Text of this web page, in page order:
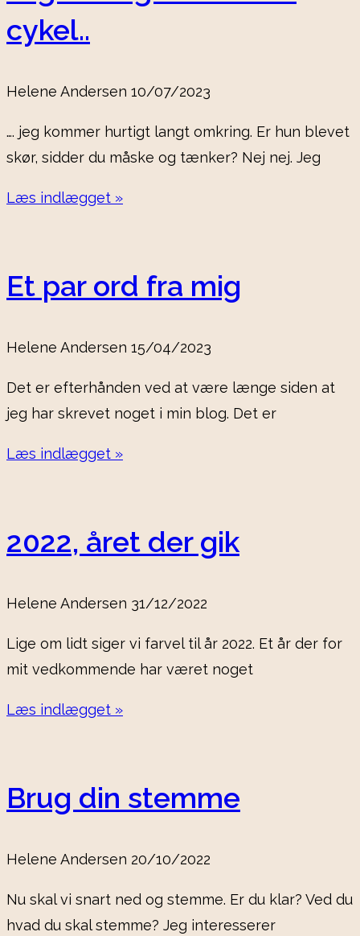
cykel..
Helene Andersen 10/07/2023
…. jeg kommer hurtigt langt omkring. Er hun blevet
skør, sidder du måske og tænker? Nej nej. Jeg
Læs indlægget »
Et par ord fra mig
Helene Andersen 15/04/2023
Det er efterhånden ved at være længe siden at
jeg har skrevet noget i min blog. Det er
Læs indlægget »
2022, året der gik
Helene Andersen 31/12/2022
Lige om lidt siger vi farvel til år 2022. Et år der for
mit vedkommende har været noget
Læs indlægget »
Brug din stemme
Helene Andersen 20/10/2022
Nu skal vi snart ned og stemme. Er du klar? Ved du
hvad du skal stemme? Jeg interesserer